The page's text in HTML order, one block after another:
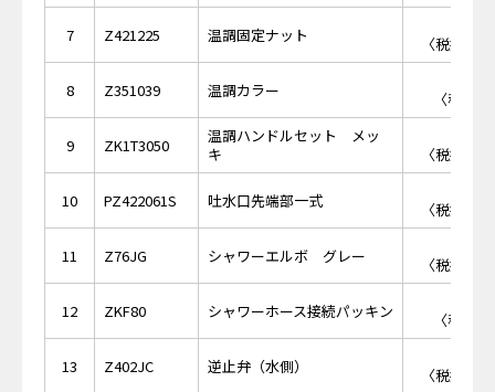
7 Z421225 温調固定ナット
〈税抜価
8 Z351039 温調カラー
〈税抜
9 ZK1T3050
温調ハンドルセット メッ
キ
〈税抜価
10 PZ422061S 吐水口先端部一式
〈税抜価
11 Z76JG シャワーエルボ グレー
〈税抜価
12 ZKF80 シャワーホース接続パッキン
〈税抜
13 Z402JC 逆止弁（水側）
〈税抜価